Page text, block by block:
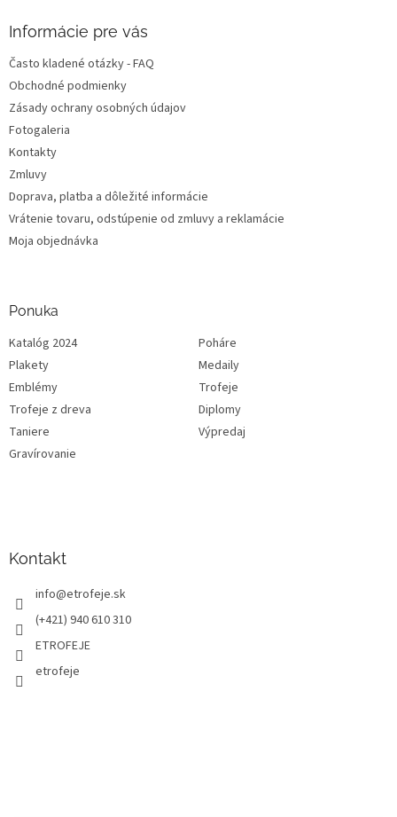
Informácie pre vás
Často kladené otázky - FAQ
Obchodné podmienky
Zásady ochrany osobných údajov
Fotogaleria
Kontakty
Zmluvy
Doprava, platba a dôležité informácie
Vrátenie tovaru, odstúpenie od zmluvy a reklamácie
Moja objednávka
Ponuka
Katalóg 2024
Poháre
Plakety
Medaily
Emblémy
Trofeje
Trofeje z dreva
Diplomy
Taniere
Výpredaj
Gravírovanie
Kontakt
info@etrofeje.sk
(+421) 940 610 310
ETROFEJE
etrofeje